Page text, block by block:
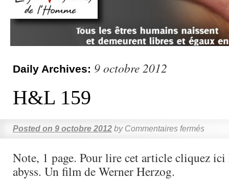
Daily Archives: 9 octobre 2012
H&L 159
Posted on 9 octobre 2012 by Commentaires fermés
Note, 1 page. Pour lire cet article cliquez
abyss. Un film de Werner Herzog.